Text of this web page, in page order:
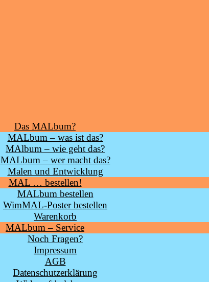
Das MALbum?
MALbum – was ist das?
MAlbum – wie geht das?
MALbum – wer macht das?
Malen und Entwicklung
MAL … bestellen!
MALbum bestellen
WimMAL-Poster bestellen
Warenkorb
MALbum – Service
Noch Fragen?
Impressum
AGB
Datenschutzerklärung